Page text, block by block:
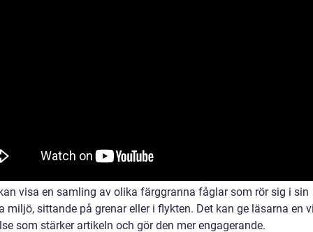
visa en samling av olika färggranna fåglar som rör sig i sin
miljö, sittande på grenar eller i flykten. Det kan ge läsarna en
som stärker artikeln och gör den mer engagerande.